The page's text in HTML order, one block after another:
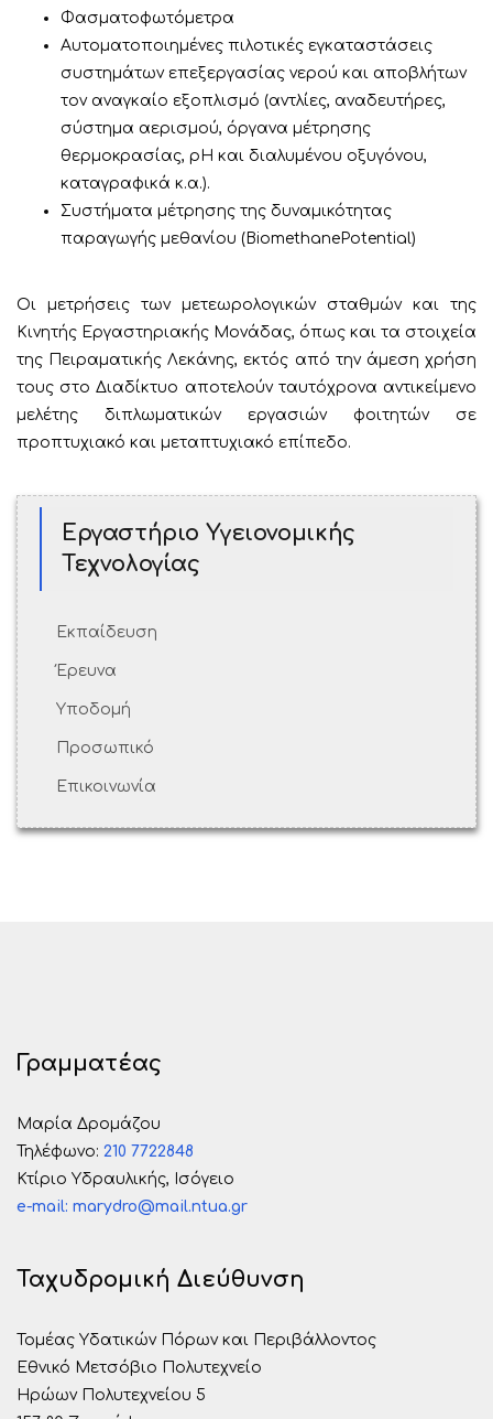
Φασματοφωτόμετρα
Αυτοματοποιημένες πιλοτικές εγκαταστάσεις
συστημάτων επεξεργασίας νερού και αποβλήτων
τον αναγκαίο εξοπλισμό (αντλίες, αναδευτήρες,
σύστημα αερισμού, όργανα μέτρησης
θερμοκρασίας, pH και διαλυμένου οξυγόνου,
καταγραφικά κ.α.).
Συστήματα μέτρησης της δυναμικότητας
παραγωγής μεθανίου (BiomethanePotential)
Οι μετρήσεις των μετεωρολογικών σταθμών και της
Κινητής Εργαστηριακής Μονάδας, όπως και τα στοιχεία
της Πειραματικής Λεκάνης, εκτός από την άμεση χρήση
τους στο Διαδίκτυο αποτελούν ταυτόχρονα αντικείμενο
μελέτης διπλωματικών εργασιών φοιτητών σε
προπτυχιακό και μεταπτυχιακό επίπεδο.
Εργαστήριο Υγειονομικής
Τεχνολογίας
Εκπαίδευση
Έρευνα
Υποδομή
Προσωπικό
Επικοινωνία
Γραμματέας
Μαρία Δρομάζου
Τηλέφωνo: 210 7722848
Κτίριο Υδραυλικής, Ισόγειο
e-mail: marydro@mail.ntua.gr
Ταχυδρομική Διεύθυνση
Τομέας Υδατικών Πόρων και Περιβάλλοντος
Εθνικό Μετσόβιο Πολυτεχνείο
Ηρώων Πολυτεχνείου 5